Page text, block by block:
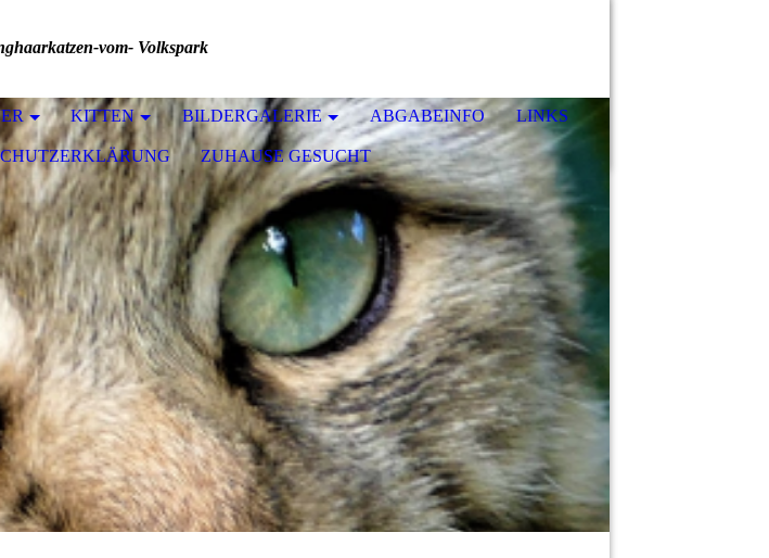
vom- Volkspark
KITTEN BILDERGALERIE ABGABEINFO LINKS
ZUHAUSE GESUCHT